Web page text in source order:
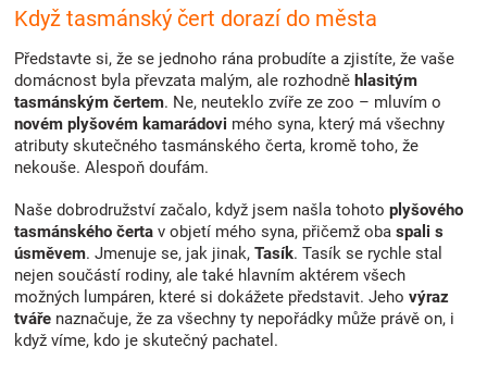
c
í
p
r
v
k
y
v
p
i
s
u
n
Když tasmánský čert dorazí do města
Představte si, že se jednoho rána probudíte a zjistíte, že vaše
domácnost byla převzata malým, ale rozhodně hlasitým
tasmánským čertem. Ne, neuteklo zvíře ze zoo – mluvím o
novém plyšovém kamarádovi mého syna, který má všechny
atributy skutečného tasmánského čerta, kromě toho, že
nekouše. Alespoň doufám.
Naše dobrodružství začalo, když jsem našla tohoto plyšového
tasmánského čerta v objetí mého syna, přičemž oba spali s
úsměvem. Jmenuje se, jak jinak, Tasík. Tasík se rychle stal
nejen součástí rodiny, ale také hlavním aktérem všech
možných lumpáren, které si dokážete představit. Jeho výraz
tváře naznačuje, že za všechny ty nepořádky může právě on, i
když víme, kdo je skutečný pachatel.